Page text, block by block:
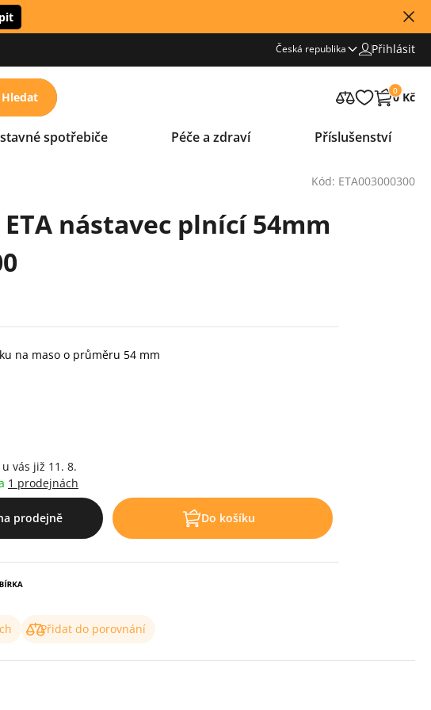
Česká republika Přihlásit
Hledat 0
0 Kč
spotřebiče Péče a zdraví Příslušenství
Kód: ETA003000300
nástavec plnící 54mm
na maso o průměru 54 mm
u vás již 11. 8.
1 prodejnách
prodejně Do košíku
Přidat do porovnání